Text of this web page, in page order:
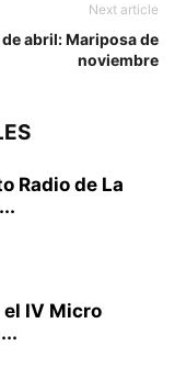
Next article
de abril: Mariposa de
noviembre
Radio de La
el IV Micro